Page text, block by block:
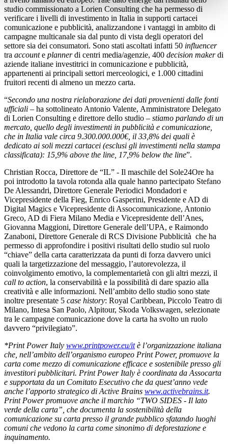
studio commissionato a Lorien Consulting che ha permesso di
verificare i livelli di investimento in Italia in supporti cartacei
comunicazione e pubblicità, analizzandone i vantaggi in ambito di
campagne multicanale sia dal punto di vista degli operatori del
settore sia dei consumatori. Sono stati ascoltati infatti 50 influencer
tra accounte plannerdi centri media/agenzie, 400 decision makerdi
aziende italiane investitrici in comunicazione e pubblicità,
appartenenti ai principali settori merceologici, e 1.000 cittadini
fruitori recenti di almeno un mezzo carta.
“Secondo una nostra rielaborazione dei dati provenienti dalle fonti
ufficiali – ha sottolineato Antonio Valente, Amministratore Delegato
di Lorien Consulting e direttore dello studio – stiamo parlando di un
mercato, quello degli investimenti in pubblicità e comunicazione,
che in Italia vale circa 9.300.000.000€, il 33,8% dei quali è
dedicato ai soli mezzi cartacei (esclusi gli investimenti nella stampa
classificata): 15,9% above the line, 17,9% below the line”.
Christian Rocca, Direttore de “IL” - Il maschile del Sole24Ore ha
poi introdotto la tavola rotonda alla quale hanno partecipato Stefano
De Alessandri, Direttore Generale Periodici Mondadori e
Vicepresidente della Fieg, Enrico Gasperini, Presidente e AD di
Digital Magics e Vicepresidente di Assocomunicazione, Antonio
Greco, AD di Fiera Milano Media e Vicepresidente dell’Anes,
Giovanna Maggioni, Direttore Generale dell’UPA, e Raimondo
Zanaboni, Direttore Generale di RCS Divisione Pubblicità che ha
permesso di approfondire i positivi risultati dello studio sul ruolo
“chiave” della carta caratterizzata da punti di forza davvero unici
quali la targetizzazione del messaggio, l’autorevolezza, il
coinvolgimento emotivo, la complementarietà con gli altri mezzi, il
call to action, la conservabilità e la possibilità di dare spazio alla
creatività e alle informazioni. Nell’ambito dello studio sono state
inoltre presentate 5 case history: Royal Caribbean, Piccolo Teatro di
Milano, Intesa San Paolo, Alpitour, Skoda Volkswagen, selezionate
tra le campagne comunicazione dove la carta ha svolto un ruolo
davvero “privilegiato”.
*Print Power Italy www.printpower.eu/itè l’organizzazione italiana
che, nell’ambito dell’organismo europeo Print Power, promuove la
carta come mezzo di comunicazione efficace e sostenibile presso gli
investitori pubblicitari. Print Power Italy è coordinata da Assocarta
e supportata da un Comitato Esecutivo che da quest’anno vede
anche l’apporto strategico di Active Brains www.activebrains.it.
Print Power promuove anche il marchio “TWO SIDES - Il lato
verde della carta”, che documenta la sostenibilità della
comunicazione su carta presso il grande pubblico sfatando luoghi
comuni che vedono la carta come sinonimo di deforestazione e
inquinamento.